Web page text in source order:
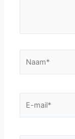
mail*